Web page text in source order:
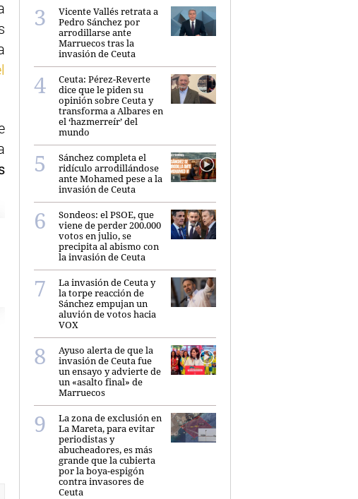
Vicente Vallés retrata a
Pedro Sánchez por
arrodillarse ante
Marruecos tras la
invasión de Ceuta
Ceuta: Pérez-Reverte
dice que le piden su
opinión sobre Ceuta y
transforma a Albares en
el ‘hazmerreír’ del
mundo
Sánchez completa el
ridículo arrodillándose
ante Mohamed pese a la
invasión de Ceuta
Sondeos: el PSOE, que
viene de perder 200.000
votos en julio, se
precipita al abismo con
la invasión de Ceuta
La invasión de Ceuta y
la torpe reacción de
Sánchez empujan un
aluvión de votos hacia
VOX
Ayuso alerta de que la
invasión de Ceuta fue
un ensayo y advierte de
un «asalto final» de
Marruecos
La zona de exclusión en
La Mareta, para evitar
periodistas y
abucheadores, es más
grande que la cubierta
por la boya-espigón
contra invasores de
Ceuta